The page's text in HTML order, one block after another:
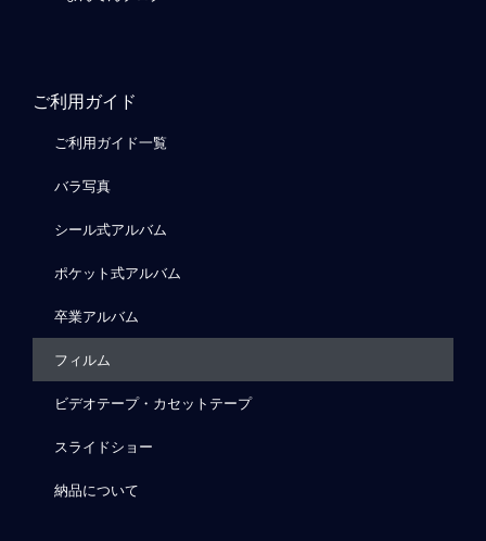
ご利用ガイド
ご利用ガイド一覧
バラ写真
シール式アルバム
ポケット式アルバム
卒業アルバム
フィルム
ビデオテープ・カセットテープ
スライドショー
納品について